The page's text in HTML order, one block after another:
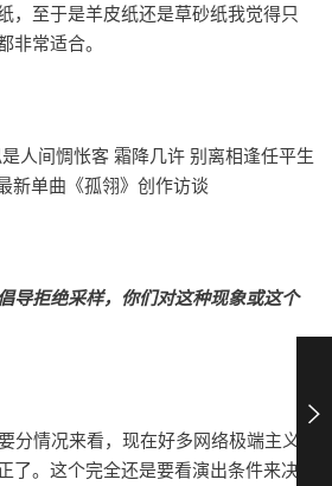
，至于是羊皮纸还是草砂纸我觉得只
非常适合。
导拒绝采样，你们对这种现象或这个
分情况来看，现在好多网络极端主义
了。这个完全还是要看演出条件来决